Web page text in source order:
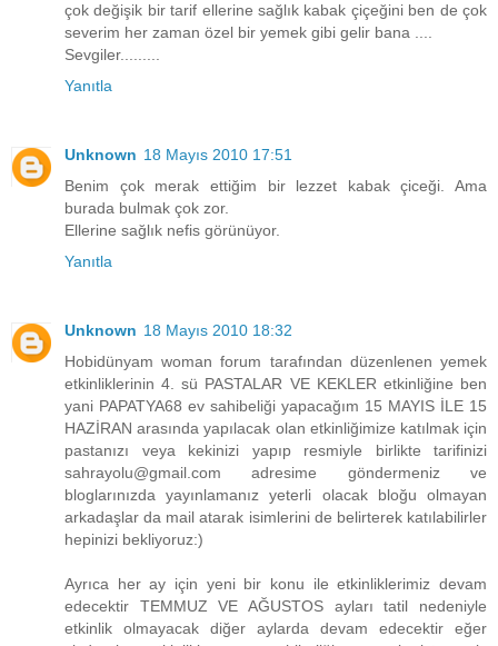
çok değişik bir tarif ellerine sağlık kabak çiçeğini ben de çok
severim her zaman özel bir yemek gibi gelir bana ....
Sevgiler.........
Yanıtla
Unknown 18 Mayıs 2010 17:51
Benim çok merak ettiğim bir lezzet kabak çiceği. Ama
burada bulmak çok zor.
Ellerine sağlık nefis görünüyor.
Yanıtla
Unknown 18 Mayıs 2010 18:32
Hobidünyam woman forum tarafından düzenlenen yemek
etkinliklerinin 4. sü PASTALAR VE KEKLER etkinliğine ben
yani PAPATYA68 ev sahibeliği yapacağım 15 MAYIS İLE 15
HAZİRAN arasında yapılacak olan etkinliğimize katılmak için
pastanızı veya kekinizi yapıp resmiyle birlikte tarifinizi
sahrayolu@gmail.com adresime göndermeniz ve
bloglarınızda yayınlamanız yeterli olacak bloğu olmayan
arkadaşlar da mail atarak isimlerini de belirterek katılabilirler
hepinizi bekliyoruz:)
Ayrıca her ay için yeni bir konu ile etkinliklerimiz devam
edecektir TEMMUZ VE AĞUSTOS ayları tatil nedeniyle
etkinlik olmayacak diğer aylarda devam edecektir eğer